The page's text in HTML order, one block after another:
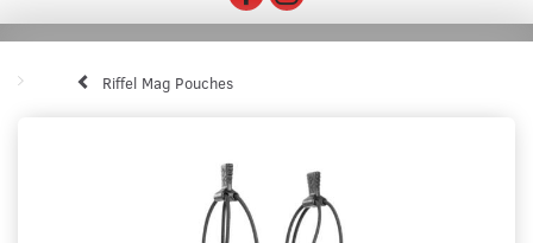
Riffel Mag Pouches